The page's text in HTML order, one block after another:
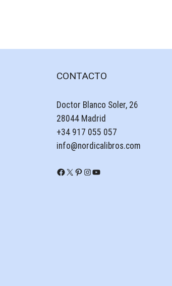
CONTACTO
Doctor Blanco Soler, 26
28044 Madrid
+34 917 055 057
info@nordicalibros.com
Facebook
X Pinterest
Instagram
YouTube